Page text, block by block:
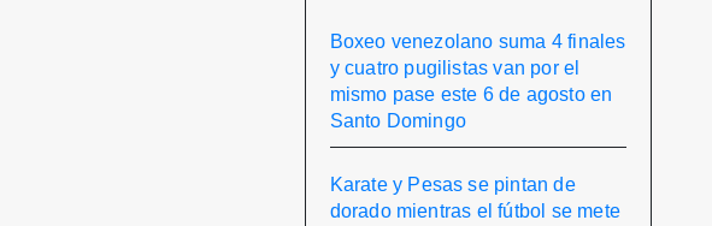
Boxeo venezolano suma 4 finales
y cuatro pugilistas van por el
mismo pase este 6 de agosto en
Santo Domingo
Karate y Pesas se pintan de
dorado mientras el fútbol se mete